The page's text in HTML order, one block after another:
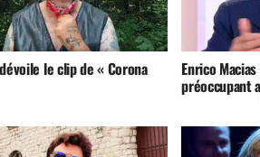
le clip de « Corona Enrico
préoccupant